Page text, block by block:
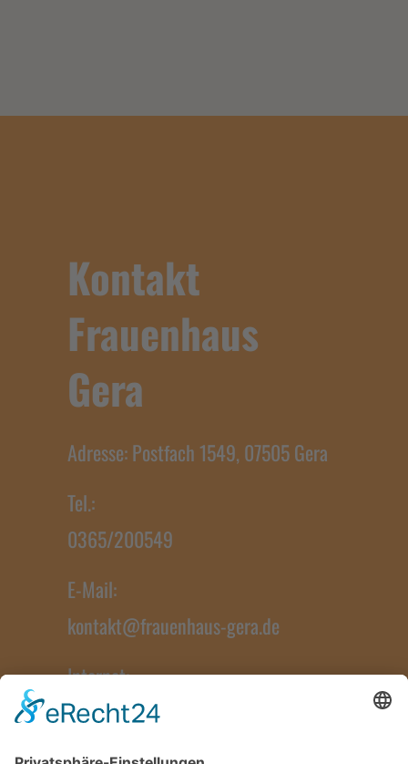
Kontakt
Frauenhaus
Gera
Adresse: Postfach 1549, 07505 Gera
Tel.:
0365/200549
E-Mail:
kontakt@frauenhaus-gera.de
Internet:
www.frauenhaus-gera.de